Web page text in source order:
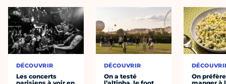
DÉCOUVRIR
Les concerts
DÉCOUVRIR
On a testé
On préfère